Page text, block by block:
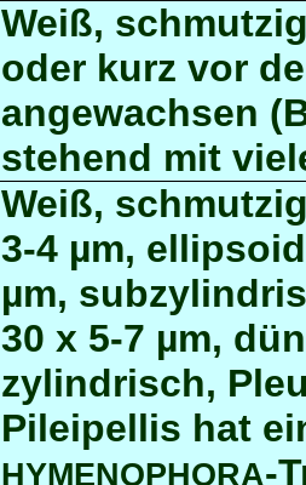
Weiß,
oder kurz vor
angewachsen
stehend mit
Weiß,
3-4 µm,
µm,
30 x 5-7 µm,
zylindrisch,
Pileipellis hat
HYMENOPHORA-